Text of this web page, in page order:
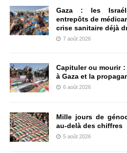
Gaza : les
entrepôts de
crise sanitaire déjà
7 août 2026
Capituler ou mourir
à Gaza et la
6 août 2026
Mille jours de
au-delà des chiffres
5 août 2026